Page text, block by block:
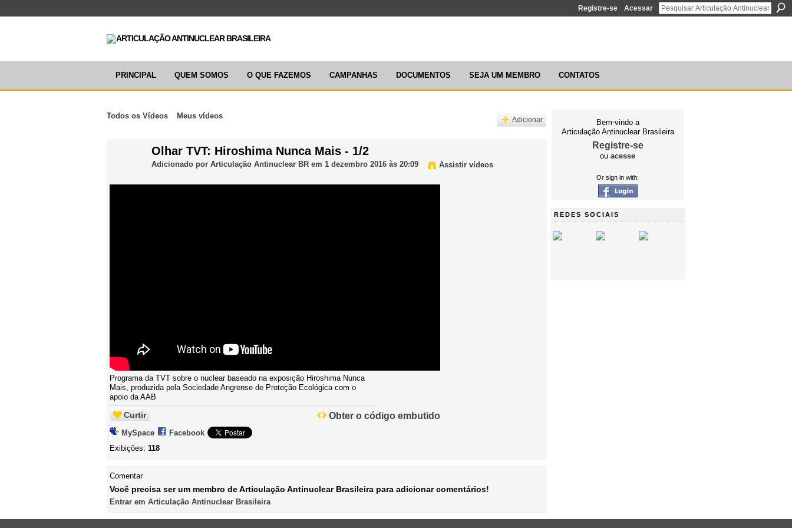
Registre-se Acessar
PRINCIPAL QUEM SOMOS O QUE FAZEMOS CAMPANHAS DOCUMENTOS SEJA UM MEMBRO CONTATOS
Todos os Vídeos Meus vídeos Adicionar
Olhar TVT: Hiroshima Nunca Mais - 1/2
Adicionado por Articulação Antinuclear BR em 1 dezembro 2016 às 20:09 Assistir vídeos
Programa da TVT sobre o nuclear baseado na exposição Hiroshima Nunca
Mais, produzida pela Sociedade Angrense de Proteção Ecológica com o
apoio da AAB
Curtir
MySpace
Facebook
Exibições: 118
Obter o código embutido
Comentar
Você precisa ser um membro de Articulação Antinuclear Brasileira para adicionar comentários!
Entrar em Articulação Antinuclear Brasileira
Bem-vindo a
Articulação Antinuclear Brasileira
Registre-se
ou acesse
Or sign in with:
REDES SOCIAIS